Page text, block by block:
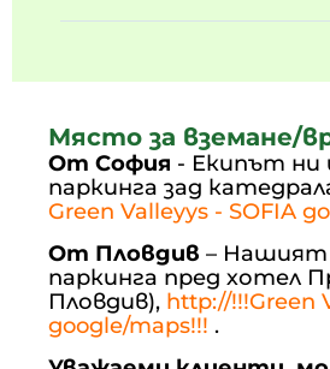
Място за вземане/
От София - Екипът ни
паркинга зад
Green Valleyys - SOFIA
От Пловдив – Нашият
паркинга пред хотел
Пловдив), http://!!!Green
google/maps!!! .